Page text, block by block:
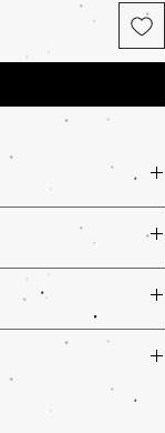
Jahr
nicht
Größe angeben.